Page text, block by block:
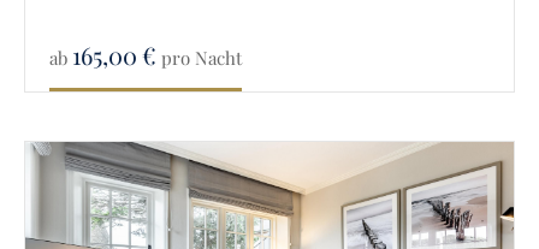
ab 165,00€ pro Nacht